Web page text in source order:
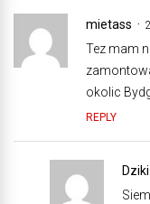
mietass
Tez mam
okolic
REPLY
Dziki